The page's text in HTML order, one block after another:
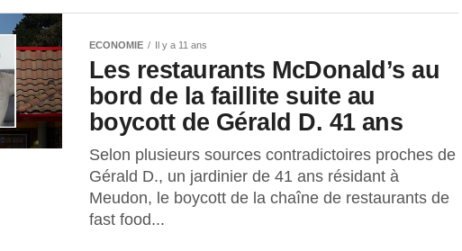
ECONOMIE Il y a 11 ans
Les restaurants McDonald’s au
bord de la faillite suite au
boycott de Gérald D. 41 ans
Selon plusieurs sources contradictoires proches de
Gérald D., un jardinier de 41 ans résidant à
Meudon, le boycott de la chaîne de restaurants de
fast food...